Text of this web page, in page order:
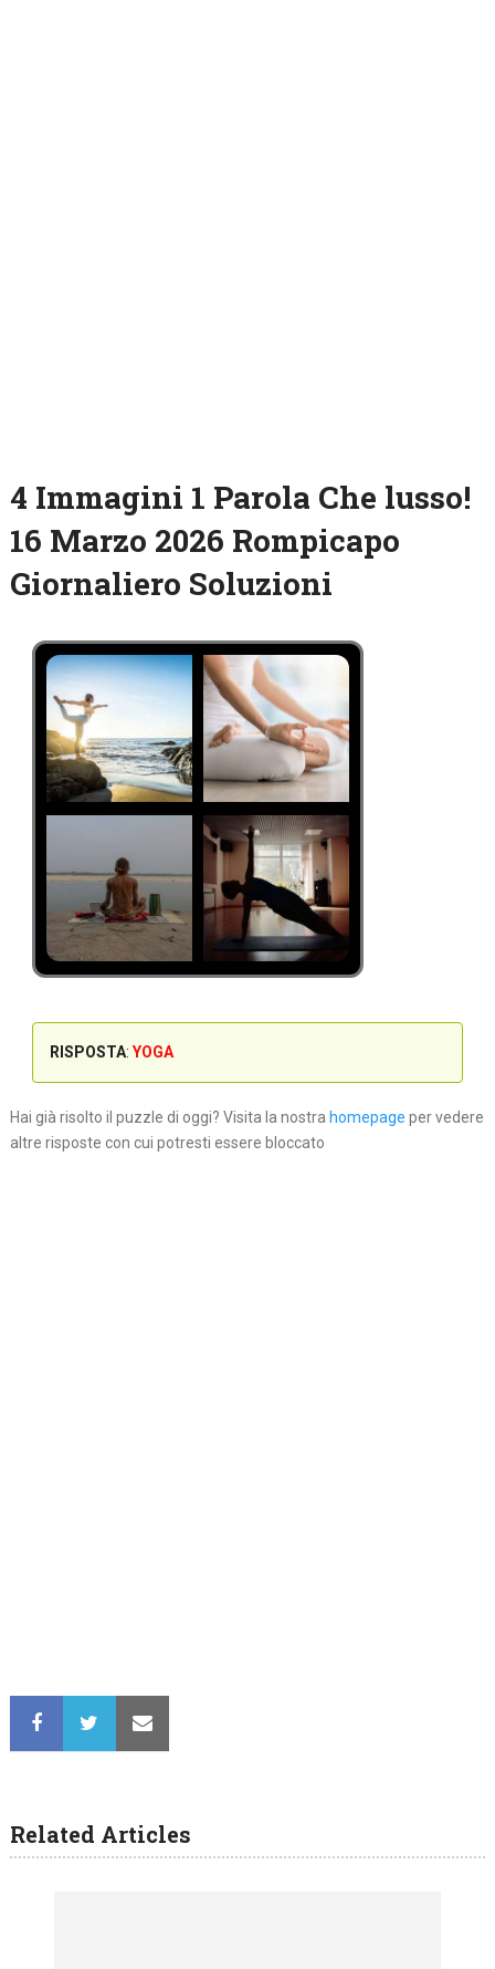
4 Immagini 1 Parola Che lusso!
16 Marzo 2026 Rompicapo
Giornaliero Soluzioni
RISPOSTA: YOGA
Hai già risolto il puzzle di oggi? Visita la nostra homepage per vedere
altre risposte con cui potresti essere bloccato
Related Articles